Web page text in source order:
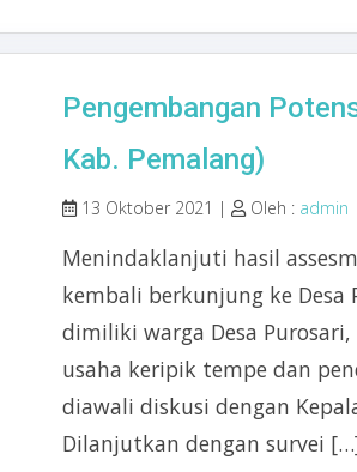
Pengembangan
Kab. Pemalang)
13 Oktober 2021 | Oleh : admin
Menindaklanjuti hasil
kembali berkunjung ke
dimiliki warga Desa
usaha keripik tempe dan
diawali diskusi dengan
Dilanjutkan dengan survei